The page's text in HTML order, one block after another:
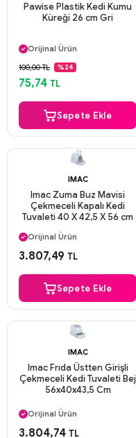
Pawise Plastik Kedi Kumu
Küreği 26 cm Gri
Orijinal Ürün
Güvenli Ödeme
Aynı Gün Kargo
100,00 TL %24
75,74 TL
Sepete Ekle
IMAC
Imac Zuma Buz Mavisi
Çekmeceli Kapalı Kedi
Tuvaleti 40 X 42,5 X 56 cm
Aynı Gün Kargo
Orijinal Ürün
Güvenli Ödeme
3.807,49 TL
Sepete Ekle
IMAC
Imac Frıda Üstten Girişli
Çekmeceli Kedi Tuvaleti Bej
56x40x43,5 Cm
Orijinal Ürün
Güvenli Ödeme
3.804,74 TL